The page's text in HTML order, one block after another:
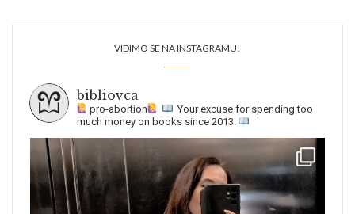
VIDIMO SE NA INSTAGRAMU!
bibliovca
pro-abortion
Your excuse for spending too
much money on books since 2013.